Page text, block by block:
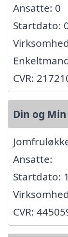
Ansatte: 0
Startdato:
CVR:
Din og
Ansatte:
Startdato:
CVR: